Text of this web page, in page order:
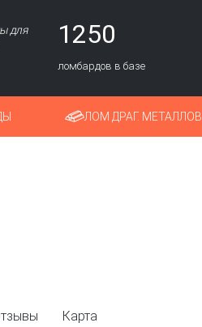
для
1250
ломбардов в базе
ЛОМ ДРАГ. МЕТАЛЛОВ
Карта